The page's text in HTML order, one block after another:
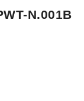
N.001B